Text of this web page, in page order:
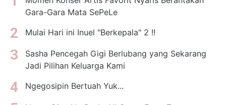
Gara-Gara Mata SePeLe
Mulai Hari ini Inuel "Berkepala" 2 !!
Sasha Pencegah Gigi Berlubang yang Sekarang
Jadi Pilihan Keluarga Kami
Ngegosipin Bertuah Yuk...